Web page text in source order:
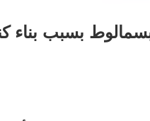
بسبب بناء